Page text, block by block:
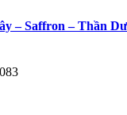
– Saffron – Thần